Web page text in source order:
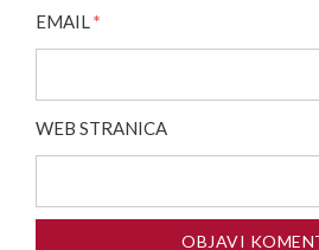
EMAIL*
WEB STRANICA